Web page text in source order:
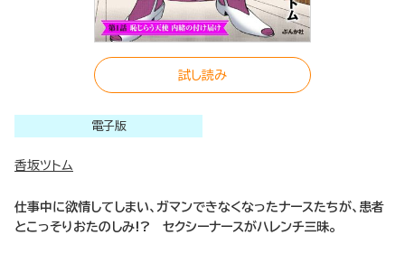
試し読み
電子版
香坂ツトム
仕事中に欲情してしまい、ガマンできなくなったナースたちが、患者
とこっそりおたのしみ!? セクシーナースがハレンチ三昧。